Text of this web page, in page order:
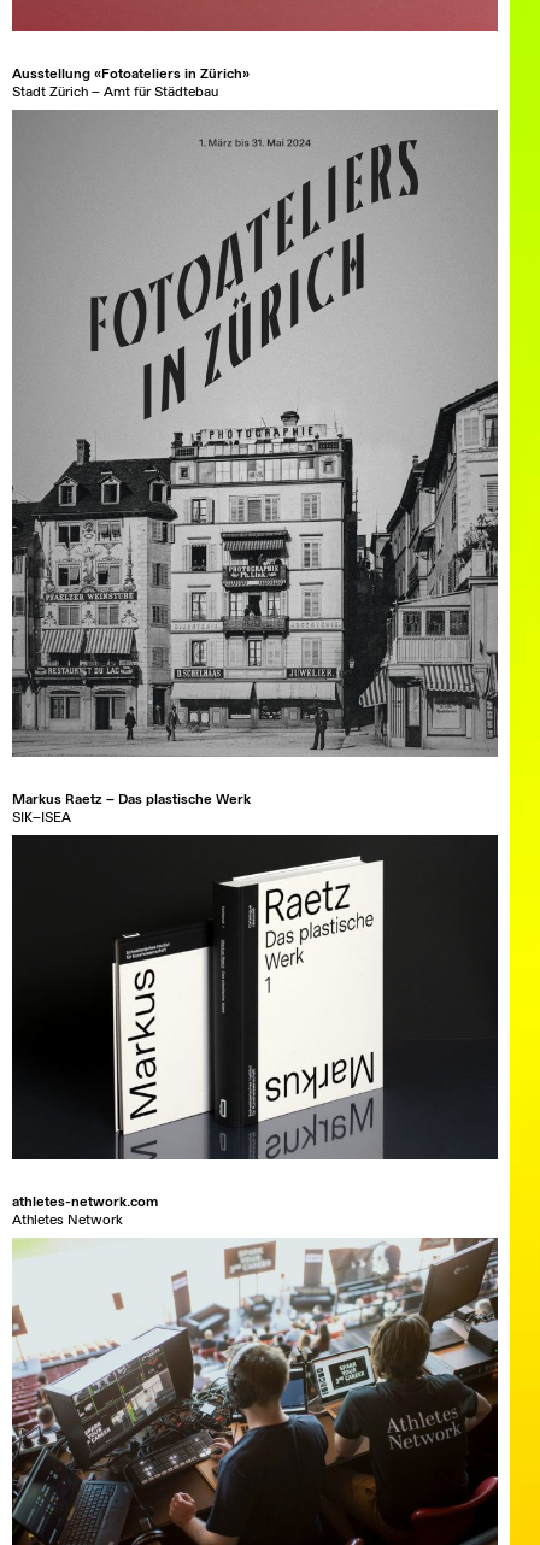
Ausstellung «Fotoateliers in Zürich»
Stadt Zürich – Amt für Städtebau
Markus Raetz – Das plastische Werk
SIK–ISEA
athletes-network.com
Athletes Network